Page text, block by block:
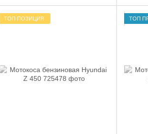
ТОП ПОЗИЦИЯ ТОП